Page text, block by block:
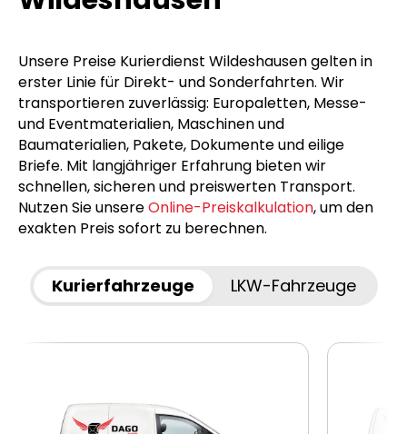
Unsere Preise Kurierdienst Wildeshausen gelten in
erster Linie für Direkt- und Sonderfahrten. Wir
transportieren zuverlässig: Europaletten, Messe-
und Eventmaterialien, Maschinen und
Baumaterialien, Pakete, Dokumente und eilige
Briefe. Mit langjähriger Erfahrung bieten wir
schnellen, sicheren und preiswerten Transport.
Nutzen Sie unsereOnline-Preiskalkulation, um den
exakten Preis sofort zu berechnen.
Kurierfahrzeuge LKW-Fahrzeuge